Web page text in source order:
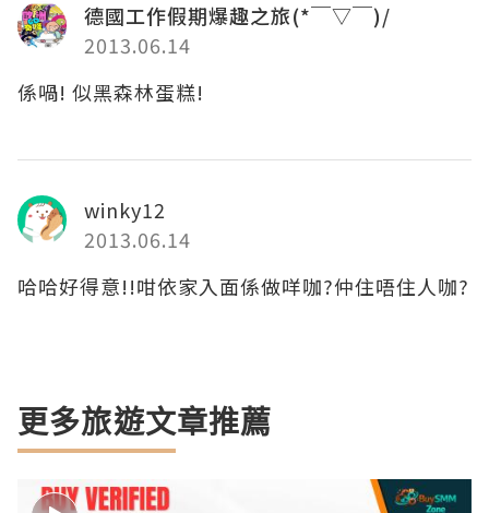
德國工作假期爆趣之旅(*￣▽￣)/
2013.06.14
係喎! 似黑森林蛋糕!
winky12
2013.06.14
哈哈好得意!!咁依家入面係做咩咖?仲住唔住人咖?
更多旅遊文章推薦